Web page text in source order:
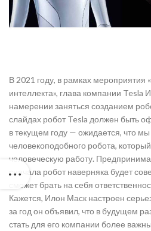
В 2021 году, в рамках мероприятия
интеллекта», глава компании Tesla
намерении заняться созданием
слайдах робот Tesla должен быть
в текущем году — ожидается, что
человекоподобного робота,
человеческую работу.
сначала робот наверняка будет
сможет брать на себя
Кажется, Илон Маск настроен
за год он объявил, что в будущем
стать для его компании более